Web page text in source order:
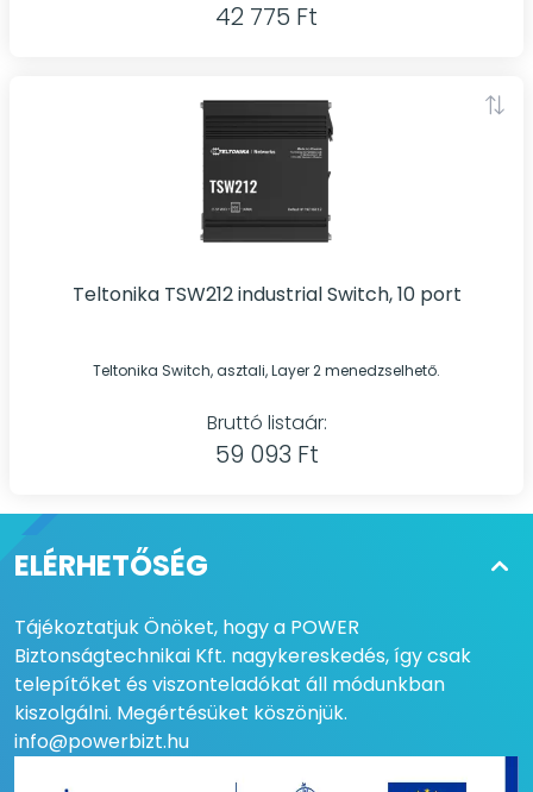
42 775 Ft
Teltonika TSW212 industrial Switch, 10 port
Teltonika Switch, asztali, Layer 2 menedzselhető.
Bruttó listaár:
59 093 Ft
ELÉRHETŐSÉG
Tájékoztatjuk Önöket, hogy a POWER
Biztonságtechnikai Kft. nagykereskedés, így csak
telepítőket és viszonteladókat áll módunkban
kiszolgálni. Megértésüket köszönjük.
info@powerbizt.hu